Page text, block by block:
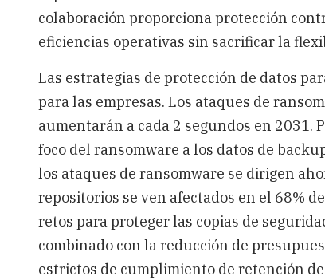
colaboración proporciona protección
eficiencias operativas sin sacrificar la
Las estrategias de protección de datos
para las empresas. Los ataques de
aumentarán a cada 2 segundos en 2031.
foco del ransomware a los datos de
los ataques de ransomware se dirigen
repositorios se ven afectados en el 68%
retos para proteger las copias de
combinado con la reducción de
estrictos de cumplimiento de retención